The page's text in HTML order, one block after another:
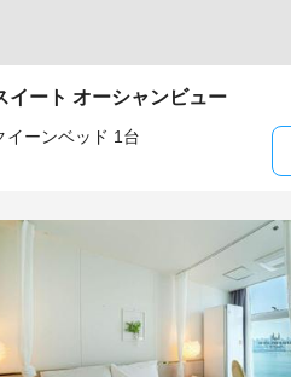
イート オーシャンビュー
イーンベッド 1台